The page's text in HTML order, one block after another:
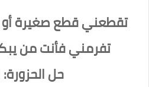
تقطعني قطع صغيرة
تفرمني فأنت من
حل